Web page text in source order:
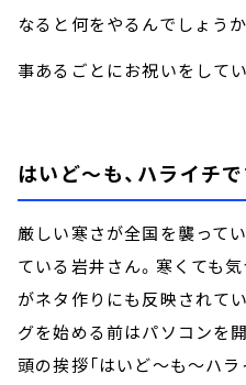
なると何をやるんでしょう
事あるごとにお祝いをして
はいど～も、ハライチ
厳しい寒さが全国を襲って
ている岩井さん。寒くても
がネタ作りにも反映されて
グを始める前はパソコンを
頭の挨拶「はいど～も～ハ